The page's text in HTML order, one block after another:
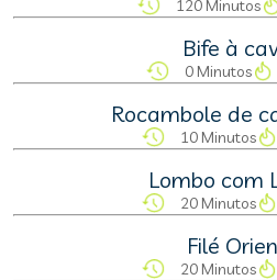
120 Minutos
Bife à
0 Minutos
Rocambole de
10 Minutos
Lombo com
20 Minutos
Filé
20 Minutos